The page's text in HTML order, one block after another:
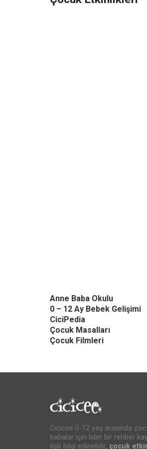
Anne Baba Okulu
0 – 12 Ay Bebek Gelişimi
CiciPedia
Çocuk Masalları
Çocuk Filmleri
Cicicee 0-12 yaş arasında
babalar için lider bir rehber
ilgili bilgi edinebilir, çocuk